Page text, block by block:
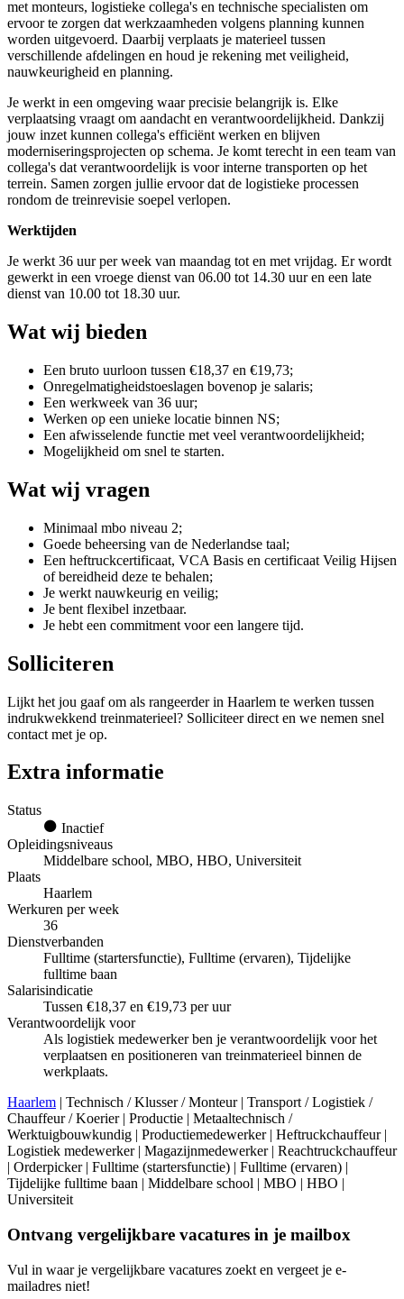
met monteurs, logistieke collega's en technische specialisten om
ervoor te zorgen dat werkzaamheden volgens planning kunnen
worden uitgevoerd. Daarbij verplaats je materieel tussen
verschillende afdelingen en houd je rekening met veiligheid,
nauwkeurigheid en planning.
Je werkt in een omgeving waar precisie belangrijk is. Elke
verplaatsing vraagt om aandacht en verantwoordelijkheid. Dankzij
jouw inzet kunnen collega's efficiënt werken en blijven
moderniseringsprojecten op schema. Je komt terecht in een team van
collega's dat verantwoordelijk is voor interne transporten op het
terrein. Samen zorgen jullie ervoor dat de logistieke processen
rondom de treinrevisie soepel verlopen.
Werktijden
Je werkt 36 uur per week van maandag tot en met vrijdag. Er wordt
gewerkt in een vroege dienst van 06.00 tot 14.30 uur en een late
dienst van 10.00 tot 18.30 uur.
Wat wij bieden
Een bruto uurloon tussen €18,37 en €19,73;
Onregelmatigheidstoeslagen bovenop je salaris;
Een werkweek van 36 uur;
Werken op een unieke locatie binnen NS;
Een afwisselende functie met veel verantwoordelijkheid;
Mogelijkheid om snel te starten.
Wat wij vragen
Minimaal mbo niveau 2;
Goede beheersing van de Nederlandse taal;
Een heftruckcertificaat, VCA Basis en certificaat Veilig Hijsen
of bereidheid deze te behalen;
Je werkt nauwkeurig en veilig;
Je bent flexibel inzetbaar.
Je hebt een commitment voor een langere tijd.
Solliciteren
Lijkt het jou gaaf om als rangeerder in Haarlem te werken tussen
indrukwekkend treinmaterieel? Solliciteer direct en we nemen snel
contact met je op.
Extra informatie
Status
Inactief
Opleidingsniveaus
Middelbare school, MBO, HBO, Universiteit
Plaats
Haarlem
Werkuren per week
36
Dienstverbanden
Fulltime (startersfunctie), Fulltime (ervaren), Tijdelijke
fulltime baan
Salarisindicatie
Tussen €18,37 en €19,73 per uur
Verantwoordelijk voor
Als logistiek medewerker ben je verantwoordelijk voor het
verplaatsen en positioneren van treinmaterieel binnen de
werkplaats.
Haarlem | Technisch / Klusser / Monteur | Transport / Logistiek /
Chauffeur / Koerier | Productie | Metaaltechnisch /
Werktuigbouwkundig | Productiemedewerker | Heftruckchauffeur |
Logistiek medewerker | Magazijnmedewerker | Reachtruckchauffeur
| Orderpicker | Fulltime (startersfunctie) | Fulltime (ervaren) |
Tijdelijke fulltime baan | Middelbare school | MBO | HBO |
Universiteit
Ontvang vergelijkbare vacatures in je mailbox
Vul in waar je vergelijkbare vacatures zoekt en vergeet je e-
mailadres niet!